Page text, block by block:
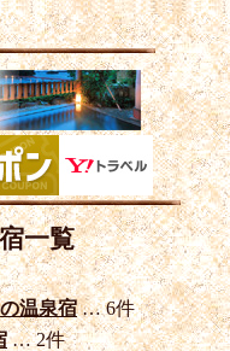
一覧
温泉宿… 6件
… 2件